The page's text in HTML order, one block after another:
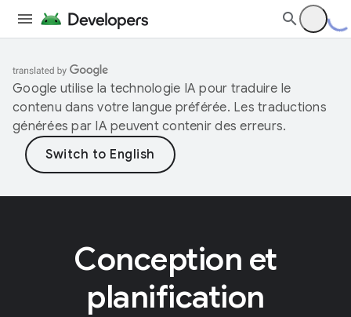
Google utilise la technologie IA pour traduire le
contenu dans votre langue préférée. Les traductions
générées par IA peuvent contenir des erreurs.
Conception et
planification